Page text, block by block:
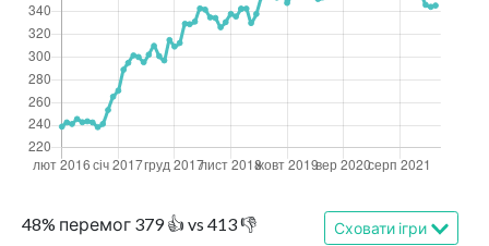
48% перемог 379👍 vs 413👎 Сховати ігри